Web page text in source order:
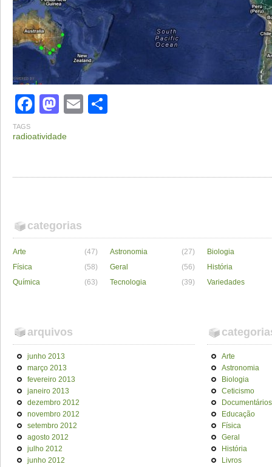
Facebook
Mastodon
Email
TAGS
radioatividade
categorias
Arte (47) Astronomia (27)
Biologia
Física
(58) Geral (56)
História
Química
(63) Tecnologia (39) Variedades
arquivos
junho 2013
março 2013
fevereiro 2013
janeiro 2013
dezembro 2012
novembro 2012
setembro 2012
agosto 2012
julho 2012
junho 2012
Arte
Astronomia
Biologia
Ceticismo
Documentários
Educação
Física
Geral
História
Livros